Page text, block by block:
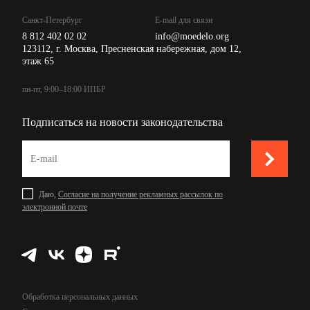
Санкт-Петербург
8 812 402 02 02
E-mail для связи
info@moedelo.org
123112, г. Москва, Пресненская набережная, дом 12,
этаж 65
пн-пт, 9:00–18:00 ИПБР
Подписаться на новости законодательства
Даю, Согласие на получение рекламных рассылок по
электронной почте
Обработка персональных данных